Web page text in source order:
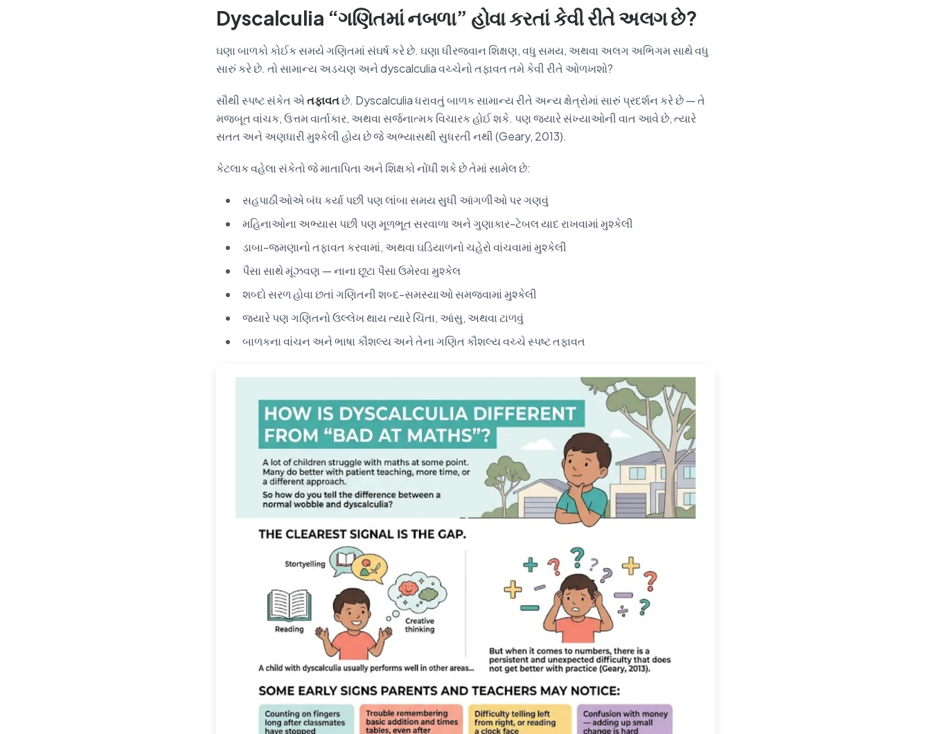
Dyscalculia “ગણિતમાં નબળા” હોવા કરતાં કેવી રીતે અલગ છે?
ઘણા બાળકો કોઈક સમયે ગણિતમાં સંઘર્ષ કરે છે. ઘણા ધીરજવાન શિક્ષણ, વધુ સમય, અથવા અલગ અભિગમ સાથે વધુ
સારું કરે છે. તો સામાન્ય અડચણ અને dyscalculia વચ્ચેનો તફાવત તમે કેવી રીતે ઓળખશો?
સૌથી સ્પષ્ટ સંકેત એતફાવતછે. Dyscalculia ધરાવતું બાળક સામાન્ય રીતે અન્ય ક્ષેત્રોમાં સારું પ્રદર્શન કરે છે — તે
મજબૂત વાંચક, ઉત્તમ વાર્તાકાર, અથવા સર્જનાત્મક વિચારક હોઈ શકે. પણ જ્યારે સંખ્યાઓની વાત આવે છે, ત્યારે
સતત અને અણધારી મુશ્કેલી હોય છે જે અભ્યાસથી સુધરતી નથી (Geary, 2013).
કેટલાક વહેલા સંકેતો જે માતાપિતા અને શિક્ષકો નોંધી શકે છે તેમાં સામેલ છે:
સહપાઠીઓએ બંધ કર્યા પછી પણ લાંબા સમય સુધી આંગળીઓ પર ગણવું
મહિનાઓના અભ્યાસ પછી પણ મૂળભૂત સરવાળા અને ગુણાકાર-ટેબલ યાદ રાખવામાં મુશ્કેલી
ડાબા-જમણાનો તફાવત કરવામાં, અથવા ઘડિયાળનો ચહેરો વાંચવામાં મુશ્કેલી
પૈસા સાથે મૂંઝવણ — નાના છૂટા પૈસા ઉમેરવા મુશ્કેલ
શબ્દો સરળ હોવા છતાં ગણિતની શબ્દ-સમસ્યાઓ સમજવામાં મુશ્કેલી
જ્યારે પણ ગણિતનો ઉલ્લેખ થાય ત્યારે ચિંતા, આંસુ, અથવા ટાળવું
બાળકના વાંચન અને ભાષા કૌશલ્ય અને તેના ગણિત કૌશલ્ય વચ્ચે સ્પષ્ટ તફાવત